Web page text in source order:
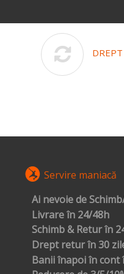
Servire maniacă
Ai nevoie de
Livrare în 24/48h
Schimb & Retur în
Drept retur în 30
Banii înapoi în cont